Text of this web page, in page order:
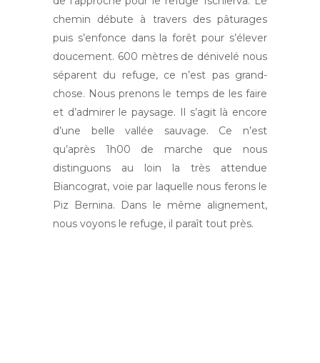
chemin débute à travers des pâturages
puis s’enfonce dans la forêt pour s’élever
doucement. 600 mètres de dénivelé nous
séparent du refuge, ce n’est pas grand-
chose. Nous prenons le temps de les faire
et d’admirer le paysage. Il s’agit là encore
d’une belle vallée sauvage. Ce n’est
qu’après 1h00 de marche que nous
distinguons au loin la très attendue
Biancograt, voie par laquelle nous ferons le
Piz Bernina. Dans le même alignement,
nous voyons le refuge, il paraît tout près.